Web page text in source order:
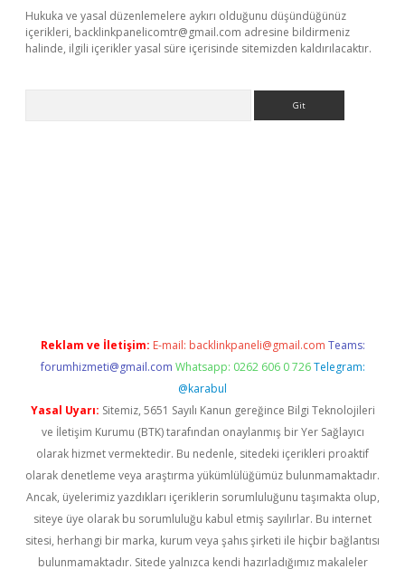
Hukuka ve yasal düzenlemelere aykırı olduğunu düşündüğünüz
içerikleri, backlinkpanelicomtr@gmail.com adresine bildirmeniz
halinde, ilgili içerikler yasal süre içerisinde sitemizden kaldırılacaktır.
Reklam ve İletişim: E-mail: backlinkpaneli@gmail.com Teams:
forumhizmeti@gmail.com Whatsapp: 0262 606 0 726 Telegram:
@karabul
Yasal Uyarı: Sitemiz, 5651 Sayılı Kanun gereğince Bilgi Teknolojileri
ve İletişim Kurumu (BTK) tarafından onaylanmış bir Yer Sağlayıcı
olarak hizmet vermektedir. Bu nedenle, sitedeki içerikleri proaktif
olarak denetleme veya araştırma yükümlülüğümüz bulunmamaktadır.
Ancak, üyelerimiz yazdıkları içeriklerin sorumluluğunu taşımakta olup,
siteye üye olarak bu sorumluluğu kabul etmiş sayılırlar. Bu internet
sitesi, herhangi bir marka, kurum veya şahıs şirketi ile hiçbir bağlantısı
bulunmamaktadır. Sitede yalnızca kendi hazırladığımız makaleler